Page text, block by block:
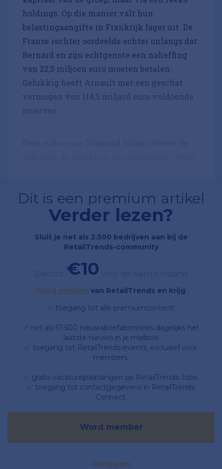
holdings. Op die manier valt hun
belastingaangifte in Frankrijk lager uit. De
Franse rechter oordeelde echter onlangs dat
Bernard en zijn echtgenote een naheffing
van 22,5 miljoen euro moeten betalen.
Gelukkig heeft Arnault met een geschat
vermogen van 114,5 miljard euro voldoende
reserves.
Dit is een premium artikel
Verder lezen?
Sluit je net als 2.500 bedrijven aan bij de
RetailTrends-community
€10
Word member van RetailTrends en krijg;
✅ toegang tot alle premiumcontent;
✅ net als 57.500 nieuwsbriefabonnees dagelijks het
laatste nieuws in je mailbox;
✅ toegang tot RetailTrends-events, exclusief voor
members.
✅ gratis vacatureplaatsingen op RetailTrends Jobs;
✅ toegang tot contactgegevens in RetailTrends
Connect.
Word member
Inloggen